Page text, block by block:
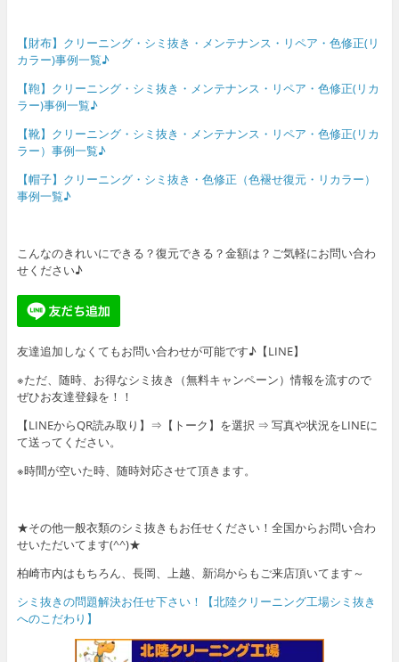
【財布】クリーニング・シミ抜き・メンテナンス・リペア・色修正(リ
カラー)事例一覧♪
【鞄】クリーニング・シミ抜き・メンテナンス・リペア・色修正(リカ
ラー)事例一覧♪
【靴】クリーニング・シミ抜き・メンテナンス・リペア・色修正(リカ
ラー）事例一覧♪
【帽子】クリーニング・シミ抜き・色修正（色褪せ復元・リカラー）
事例一覧♪
こんなのきれいにできる？復元できる？金額は？ご気軽にお問い合わ
せください♪
友達追加しなくてもお問い合わせが可能です♪【LINE】
※ただ、随時、お得なシミ抜き（無料キャンペーン）情報を流すので
ぜひお友達登録を！！
【LINEからQR読み取り】⇒【トーク】を選択 ⇒ 写真や状況をLINEに
て送ってください。
※時間が空いた時、随時対応させて頂きます。
★その他一般衣類のシミ抜きもお任せください！全国からお問い合わ
せいただいてます(^^)★
柏崎市内はもちろん、長岡、上越、新潟からもご来店頂いてます～
シミ抜きの問題解決お任せ下さい！【北陸クリーニング工場シミ抜き
へのこだわり】